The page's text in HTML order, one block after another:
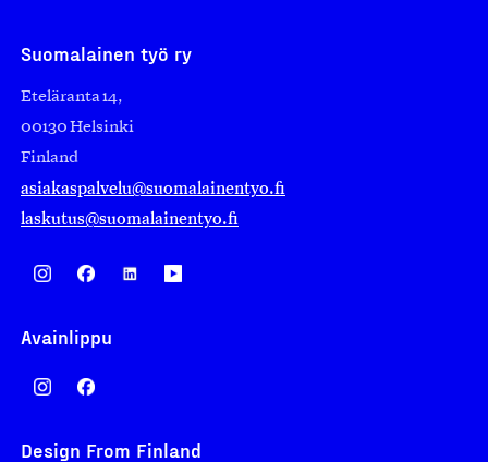
Suomalainen työ ry
Eteläranta 14,
00130 Helsinki
Finland
asiakaspalvelu@suomalainentyo.fi
laskutus@suomalainentyo.fi
Avainlippu
Design From Finland